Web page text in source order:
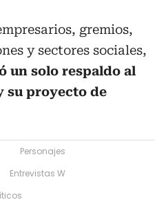
gremios,
y sectores sociales,
un solo respaldo al
su proyecto de
Personajes
Entrevistas W